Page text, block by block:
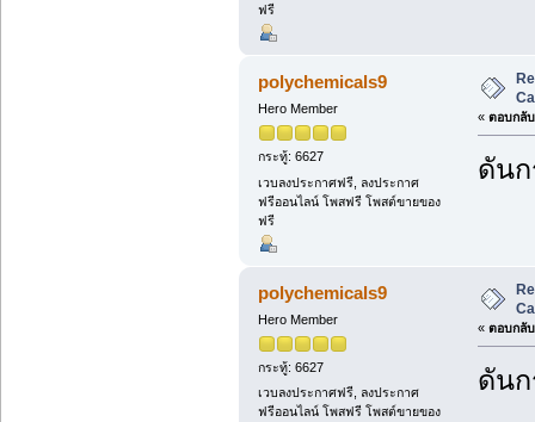
ฟรี
polychemicals9
Hero Member
กระทู้: 6627
เวบลงประกาศฟรี, ลงประกาศ
ฟรีออนไลน์ โพสฟรี โพสต์ขายของ
ฟรี
« ตอบกลั
ดัน
polychemicals9
Hero Member
กระทู้: 6627
เวบลงประกาศฟรี, ลงประกาศ
ฟรีออนไลน์ โพสฟรี โพสต์ขายของ
« ตอบกลั
ดัน